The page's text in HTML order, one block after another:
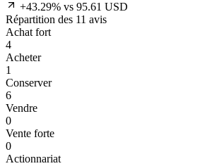
+43.29% vs 95.61 USD
Répartition des 11 avis
Achat fort
4
Acheter
1
Conserver
6
Vendre
0
Vente forte
0
Actionnariat